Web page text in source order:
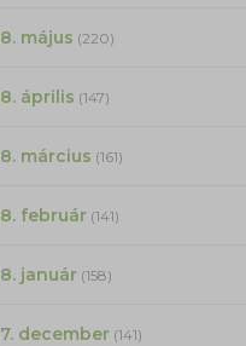
május (220)
április (147)
március (161)
február(141)
január(158)
december(141)